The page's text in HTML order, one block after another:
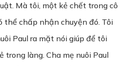
Mà tôi, một kẻ chết trong cô
thể chấp nhận chuyện đó. Tôi
Paul ra mặt nói giúp để tôi
trong làng. Cha mẹ nuôi Paul